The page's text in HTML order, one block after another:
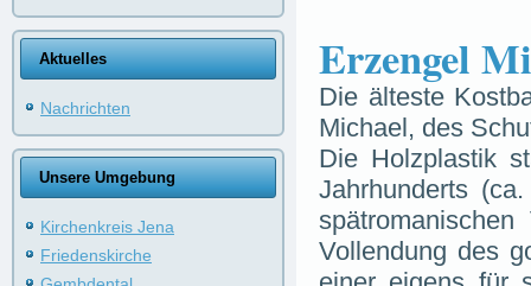
Aktuelles
Nachrichten
Unsere Umgebung
Kirchenkreis Jena
Friedenskirche
Erzengel
Die älteste
Michael, des
Die Holzplastik
Jahrhunderts
Vollendung des